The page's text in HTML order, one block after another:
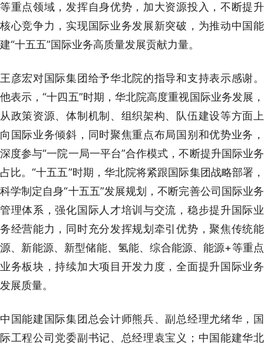
等重点领域，发挥自身优势，加大资源投入，不断提升
核心竞争力，实现国际业务发展新突破，为推动中国能
建“十五五”国际业务高质量发展贡献力量。
王彦宏对国际集团给予华北院的指导和支持表示感谢。
他表示，“十四五”时期，华北院高度重视国际业务发展，
从政策资源、体制机制、组织架构、队伍建设等方面上
向国际业务倾斜，同时聚焦重点布局国别和优势业务，
深度参与“一院一局一平台”合作模式，不断提升国际业务
占比。“十五五”时期，华北院将紧跟国际集团战略部署，
科学制定自身“十五五”发展规划，不断完善公司国际业务
管理体系，强化国际人才培训与交流，稳步提升国际业
务经营能力，同时充分发挥规划牵引优势，聚焦传统能
源、新能源、新型储能、氢能、综合能源、能源+等重点
业务板块，持续加大项目开发力度，全面提升国际业务
发展质量。
中国能建国际集团总会计师熊兵、副总经理尤绪华，国
际工程公司党委副书记、总经理袁宝义；中国能建华北